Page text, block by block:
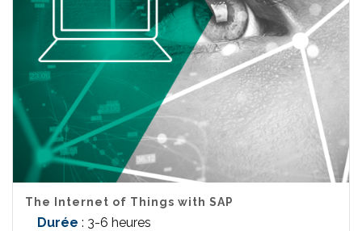
The Internet of Things with SAP
Durée : 3-6 heures